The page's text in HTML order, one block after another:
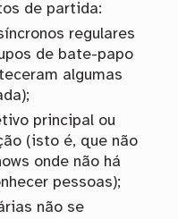
de partida:
regulares
de bate-papo
algumas
principal ou
(isto é, que não
onde não há
pessoas);
não se